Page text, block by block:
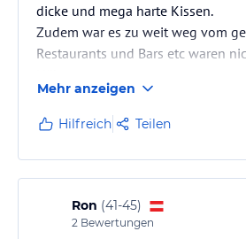
dicke und mega harte Kissen.
Zudem war es zu weit weg vom
Restaurants und Bars etc waren
Mehr anzeigen
Hilfreich Teilen
Ron (41-45)
2 Bewertungen